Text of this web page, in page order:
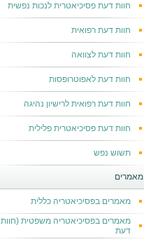
חוות דעת פסיכיאטרית לנכות נפשית
חוות דעת רפואית
חוות דעת לצוואה
חוות דעת לאפוטרופסות
חוות דעת רפואית לרישיון נהיגה
חוות דעת פסיכיאטרית פלילית
תשוש נפש
מאמרים
מאמרים בפסיכיאטריה כללית
מאמרים בפסיכיאטריה משפטית (חוות
דעת